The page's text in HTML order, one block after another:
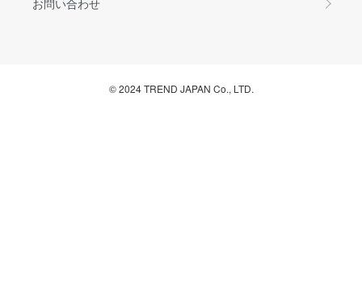
© 2024 TREND JAPAN Co., LTD.